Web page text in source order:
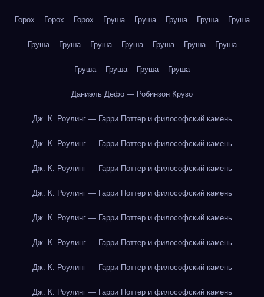
Горох Горох Горох Груша Груша Груша Груша Груша
Груша Груша Груша Груша Груша Груша Груша
Груша Груша Груша Груша
Даниэль Дефо — Робинзон Крузо
Дж. К. Роулинг — Гарри Поттер и философский камень
Дж. К. Роулинг — Гарри Поттер и философский камень
Дж. К. Роулинг — Гарри Поттер и философский камень
Дж. К. Роулинг — Гарри Поттер и философский камень
Дж. К. Роулинг — Гарри Поттер и философский камень
Дж. К. Роулинг — Гарри Поттер и философский камень
Дж. К. Роулинг — Гарри Поттер и философский камень
Дж. К. Роулинг — Гарри Поттер и философский камень